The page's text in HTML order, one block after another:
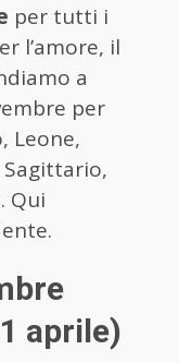
per tutti i
l’amore, il
a
per
Leone,
Sagittario,
Qui
.
aprile)